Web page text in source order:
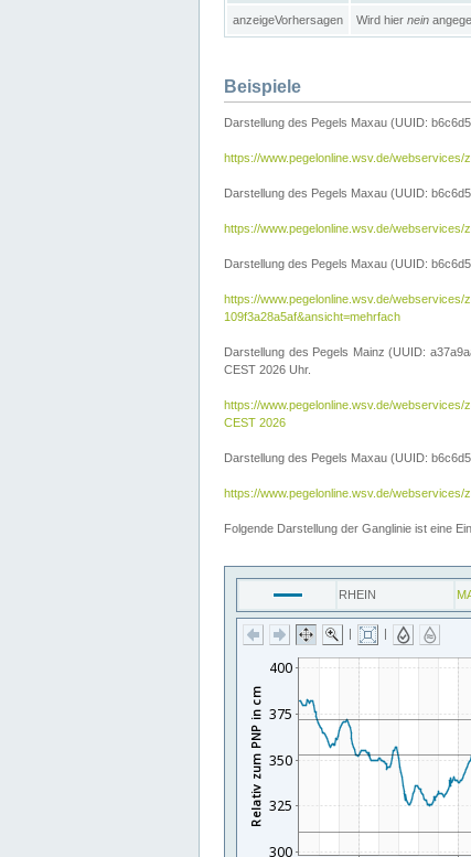
anzeigeVorhersagen Wird hier nein
Beispiele
Darstellung des Pegels Maxau (UUID:
https://www.pegelonline.wsv.de/
Darstellung des Pegels Maxau (UUID:
https://www.pegelonline.wsv.de/
Darstellung des Pegels Maxau (UUID:
https://www.pegelonline.wsv.de/
109f3a28a5af&ansicht=mehrfach
Darstellung des Pegels Mainz (UUID:
CEST 2026 Uhr.
https://www.pegelonline.wsv.de/
CEST 2026
Darstellung des Pegels Maxau (UUID:
https://www.pegelonline.wsv.de/
Folgende Darstellung der Ganglinie ist eine